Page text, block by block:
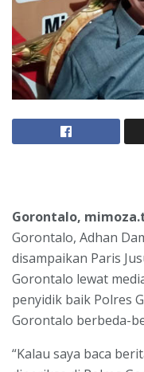
Gorontalo,
Gorontalo, Adhan
disampaikan Paris
Gorontalo lewat
penyidik baik Polres
Gorontalo berbeda-
“Kalau saya baca